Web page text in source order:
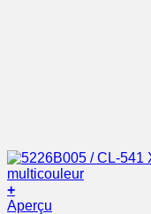
+
Aperçu